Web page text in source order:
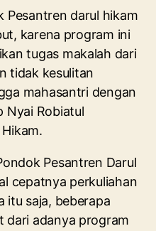
Pesantren darul hikam
karena program ini
tugas makalah dari
tidak kesulitan
mahasantri dengan
Nyai Robiatul
Pesantren Darul
cepatnya perkuliahan
itu saja, beberapa
dari adanya program